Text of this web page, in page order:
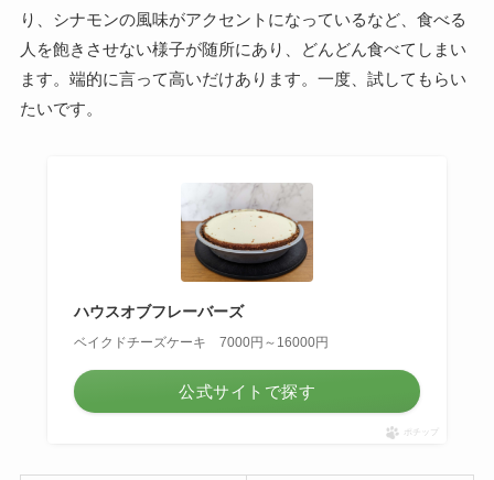
り、シナモンの風味がアクセントになっているなど、食べる
人を飽きさせない様子が随所にあり、どんどん食べてしまい
ます。端的に言って高いだけあります。一度、試してもらい
たいです。
ハウスオブフレーバーズ
ベイクドチーズケーキ 7000円～16000円
公式サイトで探す
ポチップ